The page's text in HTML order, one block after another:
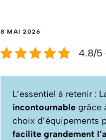
8 MAI 2026
4.8/5
L’essentiel à retenir :
incontournable grâce
choix d’équipements
facilite grandement